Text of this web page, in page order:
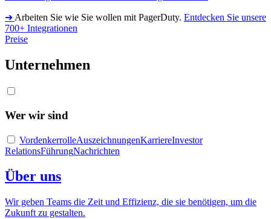
➔ Arbeiten Sie wie Sie wollen mit PagerDuty. Entdecken Sie unsere
700+ Integrationen
Preise
Unternehmen
Wer wir sind
VordenkerrolleAuszeichnungenKarriereInvestor
RelationsFührungNachrichten
Über uns
Wir geben Teams die Zeit und Effizienz, die sie benötigen, um die
Zukunft zu gestalten.